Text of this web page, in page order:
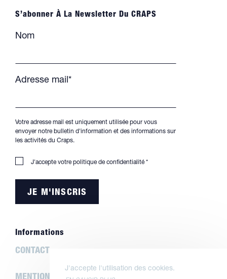
S’abonner À La Newsletter Du CRAPS
Nom
Adresse mail*
Votre adresse mail est uniquement utilisée pour vous
envoyer notre bulletin d'information et des informations sur
les activités du Craps.
J'accepte votre politique de confidentialité *
Informations
CONTACT
J'accepte l'utilisation des cookies.